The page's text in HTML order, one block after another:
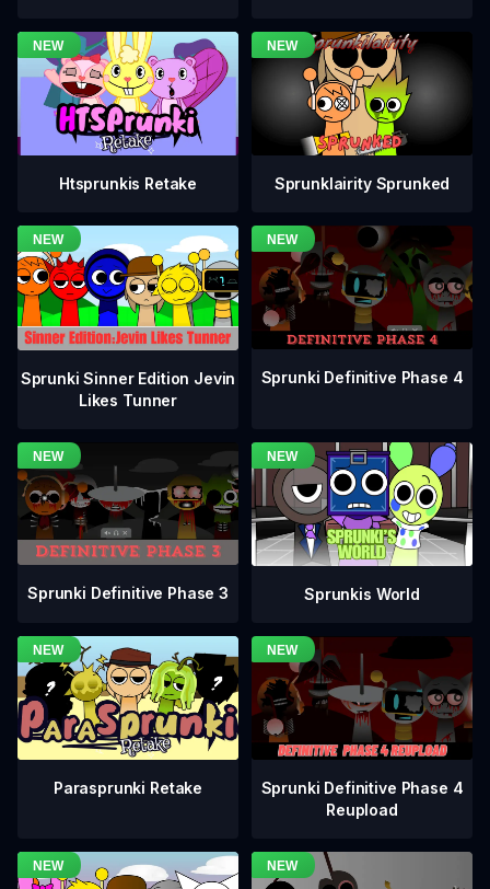
Htsprunkis Retake Sprunklairity Sprunked
Sprunki Sinner Edition Jevin
Likes Tunner
Sprunki Definitive Phase 4
Sprunki Definitive Phase 3 Sprunkis World
Parasprunki Retake
Sprunki Definitive Phase 4
Reupload